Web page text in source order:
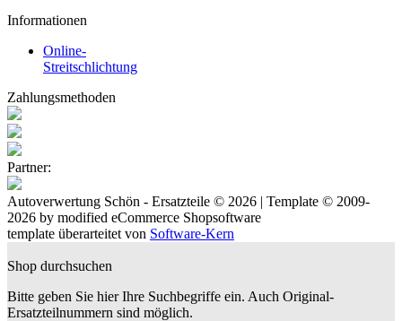
Informationen
Online-
Streitschlichtung
Zahlungsmethoden
Partner:
Autoverwertung Schön - Ersatzteile © 2026 | Template © 2009-
2026 by modified eCommerce Shopsoftware
template überarteitet von Software-Kern
Shop durchsuchen
Bitte geben Sie hier Ihre Suchbegriffe ein. Auch Original-
Ersatzteilnummern sind möglich.